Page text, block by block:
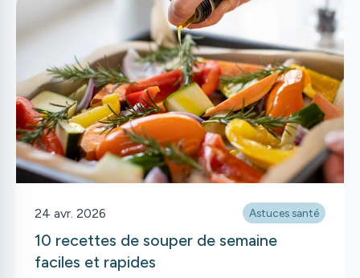
repousser certaines personnes. Heureusement, il
existe certaines astuces pour mieux apprivoiser
cet aliment! Comment aimer le fromage cottage?
On a les idées!
24 avr. 2026 Astuces santé
10 recettes de souper de semaine
faciles et rapides